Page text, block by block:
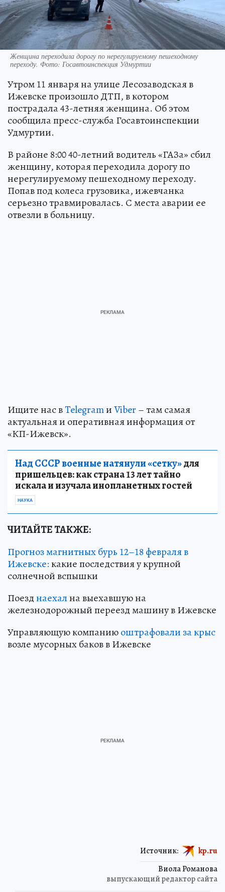
Женщина переходила дорогу по нерегулируемому пешеходному
переходу. Фото: Госавтоинспекция Удмуртии
Утром 11 января на улице Лесозаводская в
Ижевске произошло ДТП, в котором
пострадала 43-летняя женщина. Об этом
сообщила пресс-служба Госавтоинспекции
Удмуртии.
В районе 8:00 40-летний водитель «ГАЗа» сбил
женщину, которая переходила дорогу по
нерегулируемому пешеходному переходу.
Попав под колеса грузовика, ижевчанка
серьезно травмировалась. С места аварии ее
отвезли в больницу.
Ищите нас вTelegramиViber – там самая
актуальная и оперативная информация от
«КП-Ижевск».
Над СССР военные натянули «сетку»для
пришельцев: как страна 13 лет тайно
искала и изучала инопланетных гостей
НАУКА
ЧИТАЙТЕ ТАКЖЕ:
Прогноз магнитных бурь 12–18 февраля в
Ижевске:какие последствия у крупной
солнечной вспышки
Поезднаехална выехавшую на
железнодорожный переезд машину в Ижевске
Управляющую компаниюоштрафовали за крыс
возле мусорных баков в Ижевске
Виола Романова
выпускающий редактор сайта
Источник: kp.ru